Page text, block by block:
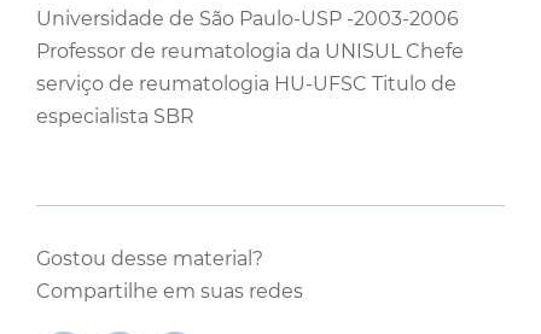
Universidade de São Paulo-USP -2003-2006
Professor de reumatologia da UNISUL Chefe
serviço de reumatologia HU-UFSC Titulo de
especialista SBR
Gostou desse material?
Compartilhe em suas redes